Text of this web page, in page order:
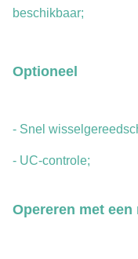
beschikbaar;
Optioneel
- Snel
- UC-controle;
Opereren met